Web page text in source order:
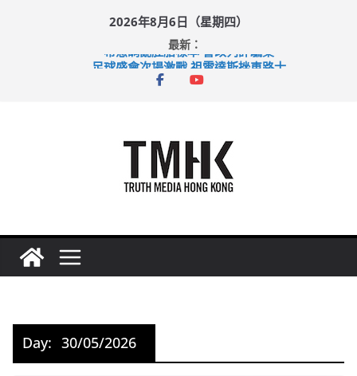
2026年8月6日（星期四）
最新：
希愈調亂胚胎樣本 警改列詐騙案
足球盛會次場激戰 祖雲達斯挫車路士
上半年純利大增七成 國泰：下半年油價續波動
Day: 30/05/2026